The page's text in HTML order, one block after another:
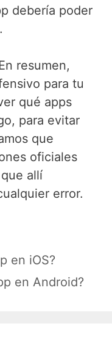
debería poder
resumen,
para tu
qué apps
para evitar
que
oficiales
allí
error.
en iOS?
en Android?